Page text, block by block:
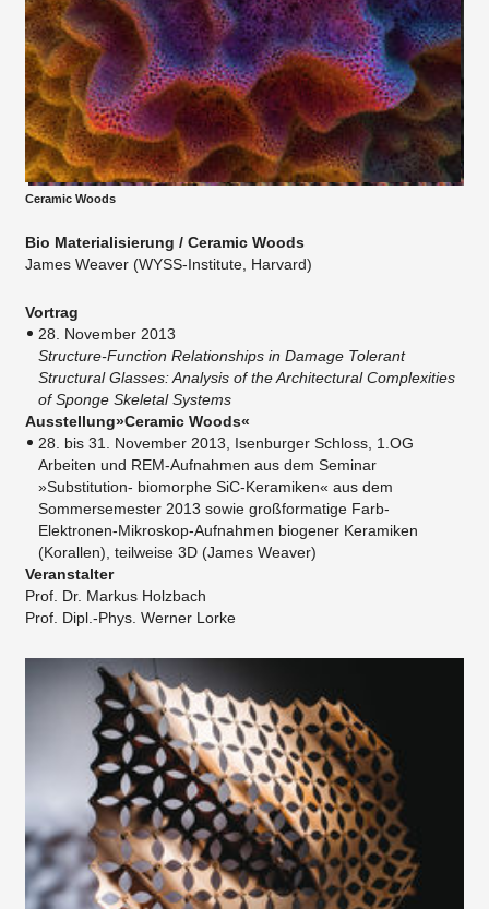
Ceramic Woods
Bio Materialisierung / Ceramic Woods
James Weaver (WYSS-Institute, Harvard)
Vortrag
28. November 2013
​Structure-Function Relationships in Damage Tolerant
Structural Glasses: Analysis of the Architectural Complexities
of Sponge Skeletal Systems
Ausstellung»Ceramic Woods«
28. bis 31. November 2013, ​Isenburger Schloss, 1.OG
​Arbeiten und REM-Aufnahmen aus dem Seminar
»Substitution- biomorphe SiC-Keramiken« aus dem
Sommersemester 2013 sowie großformatige Farb-
Elektronen-Mikroskop-Aufnahmen biogener Keramiken
(Korallen), teilweise 3D (James Weaver)
Veranstalter
Prof. Dr. Markus Holzbach
​Prof. Dipl.-Phys. Werner Lorke